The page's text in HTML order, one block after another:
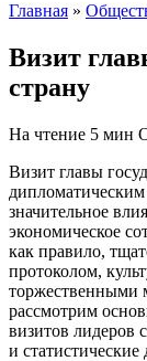
Главная »
Визит
страну
На чтение 5 мин
Визит главы
значительное
экономическое
как правило,
протоколом,
торжественными
рассмотрим
визитов лидеров
и